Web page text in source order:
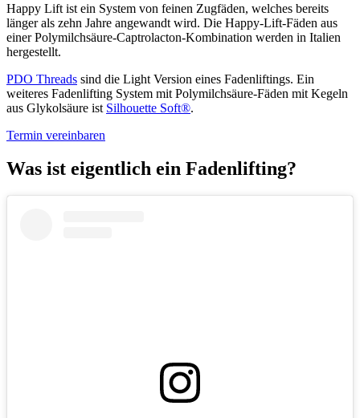
Happy Lift ist ein System von feinen Zugfäden, welches bereits
länger als zehn Jahre angewandt wird. Die Happy-Lift-Fäden aus
einer Polymilchsäure-Captrolacton-Kombination werden in Italien
hergestellt.
PDO Threads sind die Light Version eines Fadenliftings. Ein
weiteres Fadenlifting System mit Polymilchsäure-Fäden mit Kegeln
aus Glykolsäure ist Silhouette Soft®.
Termin vereinbaren
Was ist eigentlich ein Fadenlifting?